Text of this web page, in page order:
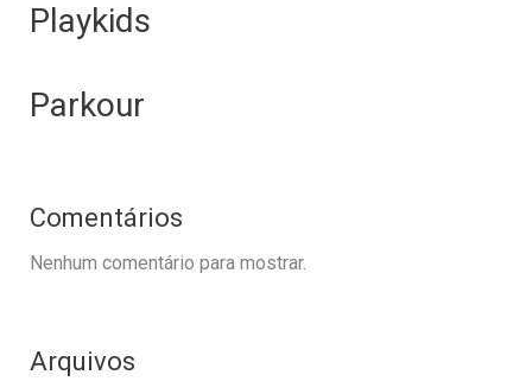
Playkids
Parkour
Comentários
Nenhum comentário para mostrar.
Arquivos